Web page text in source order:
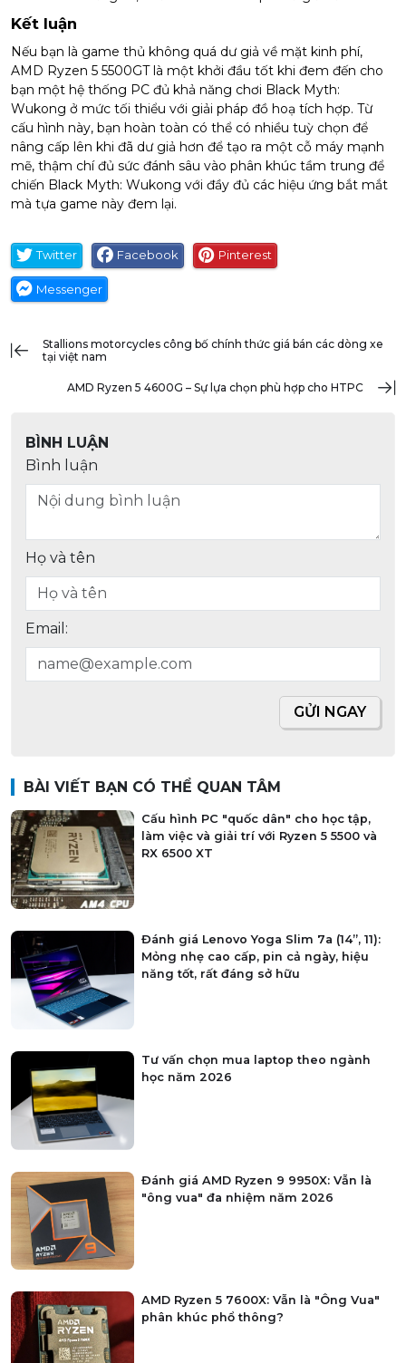
Kết luận
Nếu bạn là game thủ không quá dư giả về mặt kinh phí,
AMD Ryzen 5 5500GT là một khởi đầu tốt khi đem đến cho
bạn một hệ thống PC đủ khả năng chơi Black Myth:
Wukong ở mức tối thiểu với giải pháp đồ hoạ tích hợp. Từ
cấu hình này, bạn hoàn toàn có thể có nhiều tuỳ chọn để
nâng cấp lên khi đã dư giả hơn để tạo ra một cỗ máy mạnh
mẽ, thậm chí đủ sức đánh sâu vào phân khúc tầm trung để
chiến Black Myth: Wukong với đầy đủ các hiệu ứng bắt mắt
mà tựa game này đem lại.
Twitter Facebook Pinterest
Messenger
stallions motorcycles công bố chính thức giá bán các dòng xe
tại việt nam
AMD Ryzen 5 4600G – Sự lựa chọn phù hợp cho HTPC
BÌNH LUẬN
Bình luận
Họ và tên
Email:
GỬI NGAY
BÀI VIẾT BẠN CÓ THỂ QUAN TÂM
Cấu hình PC "quốc dân" cho học tập,
làm việc và giải trí với Ryzen 5 5500 và
RX 6500 XT
Đánh giá Lenovo Yoga Slim 7a (14”, 11):
Mỏng nhẹ cao cấp, pin cả ngày, hiệu
năng tốt, rất đáng sở hữu
Tư vấn chọn mua laptop theo ngành
học năm 2026
Đánh giá AMD Ryzen 9 9950X: Vẫn là
"ông vua" đa nhiệm năm 2026
AMD Ryzen 5 7600X: Vẫn là "Ông Vua"
phân khúc phổ thông?